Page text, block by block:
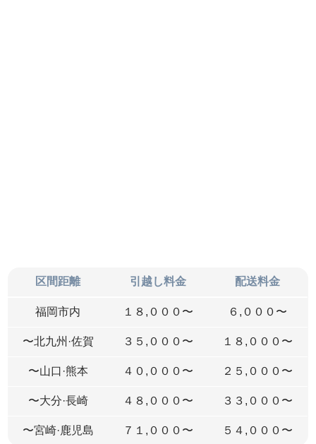
区間距離 引越し料金 配送料金
福岡市内 １８,０００〜 ６,０００〜
〜北九州·佐賀 ３５,０００〜 １８,０００〜
〜山口·熊本 ４０,０００〜 ２５,０００〜
〜大分·長崎 ４８,０００〜 ３３,０００〜
〜宮崎·鹿児島 ７１,０００〜 ５４,０００〜